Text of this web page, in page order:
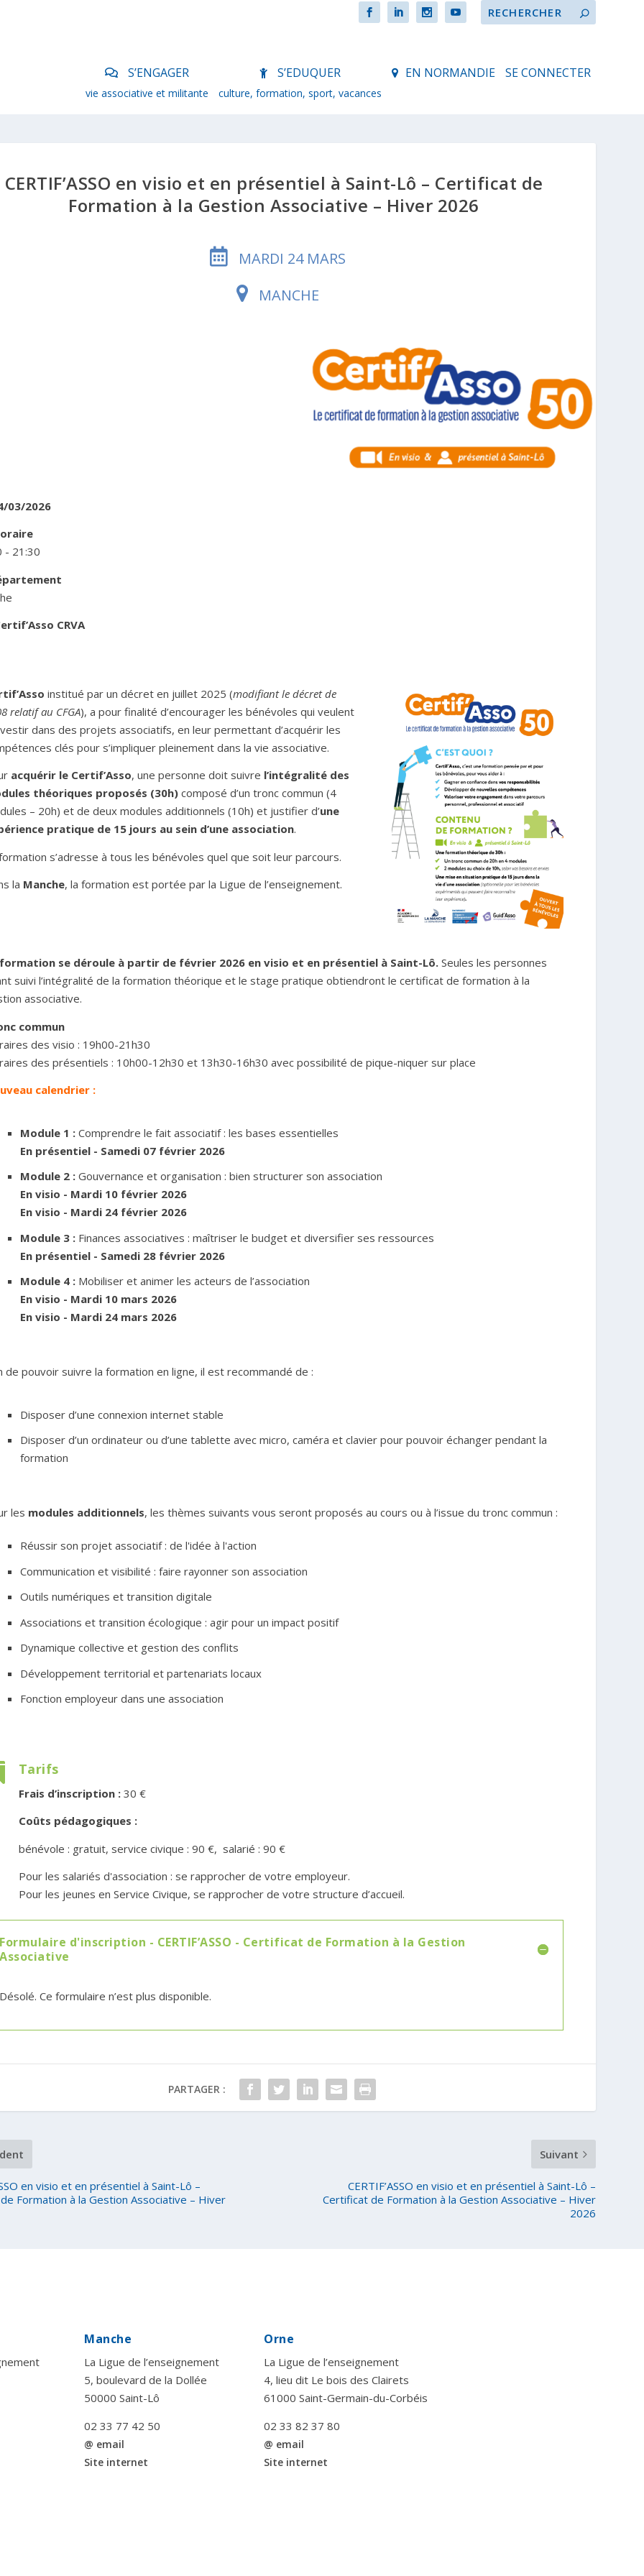
S’ENGAGER
vie associative et militante
S’EDUQUER
culture, formation, sport, vacances
EN NORMANDIE SE CONNECTER
CERTIF’ASSO en visio et en présentiel à Saint-Lô – Certificat de
Formation à la Gestion Associative – Hiver 2026
MARDI 24 MARS
MANCHE
03/2026
- 21:30
CRVA
institué par un décret en juillet 2025 (modifiant le décret de
relatif au CFGA), a pour finalité d’encourager les bénévoles qui veulent
dans des projets associatifs, en leur permettant d’acquérir les
clés pour s’impliquer pleinement dans la vie associative.
acquérir le Certif’Asso, une personne doit suivre l’intégralité des
théoriques proposés (30h)composé d’un tronc commun (4
– 20h) et de deux modules additionnels (10h) et justifier d’une
pratique de 15 jours au sein d’une association.
s’adresse à tous les bénévoles quel que soit leur parcours.
la Manche, la formation est portée par la Ligue de l’enseignement.
se déroule à partir de février 2026 en visio et en présentiel à Saint-Lô.Seules les personnes
suivi l’intégralité de la formation théorique et le stage pratique obtiendront le certificat de formation à la
associative.
commun
des visio : 19h00-21h30
des présentiels : 10h00-12h30 et 13h30-16h30 avec possibilité de pique-niquer sur place
calendrier :
Module 1 : Comprendre le fait associatif : les bases essentielles
En présentiel - Samedi 07 février 2026
Module 2 : Gouvernance et organisation : bien structurer son association
En visio - Mardi 10 février 2026
En visio - Mardi 24 février 2026
Module 3 : Finances associatives : maîtriser le budget et diversifier ses ressources
En présentiel - Samedi 28 février 2026
Module 4 : Mobiliser et animer les acteurs de l’association
En visio - Mardi 10 mars 2026
En visio - Mardi 24 mars 2026
de pouvoir suivre la formation en ligne, il est recommandé de :
Disposer d’une connexion internet stable
Disposer d’un ordinateur ou d’une tablette avec micro, caméra et clavier pour pouvoir échanger pendant la
formation
les modules additionnels, les thèmes suivants vous seront proposés au cours ou à l’issue du tronc commun :
Réussir son projet associatif : de l'idée à l'action
Communication et visibilité : faire rayonner son association
Outils numériques et transition digitale
Associations et transition écologique : agir pour un impact positif
Dynamique collective et gestion des conflits
Développement territorial et partenariats locaux
Fonction employeur dans une association
Tarifs
Frais d’inscription :30 €
Coûts pédagogiques :
bénévole : gratuit, service civique : 90 €, salarié : 90 €
Pour les salariés d'association : se rapprocher de votre employeur.
Pour les jeunes en Service Civique, se rapprocher de votre structure d’accueil.
Formulaire d'inscription - CERTIF’ASSO - Certificat de Formation à la Gestion
Associative
Désolé. Ce formulaire n’est plus disponible.
PARTAGER :
en visio et en présentiel à Saint-Lô –
Formation à la Gestion Associative – Hiver
Suivant
CERTIF’ASSO en visio et en présentiel à Saint-Lô –
Certificat de Formation à la Gestion Associative – Hiver
2026
Manche
La Ligue de l’enseignement
5, boulevard de la Dollée
50000 Saint-Lô
02 33 77 42 50
@ email
Site internet
Orne
La Ligue de l’enseignement
4, lieu dit Le bois des Clairets
61000 Saint-Germain-du-Corbéis
02 33 82 37 80
@ email
Site internet